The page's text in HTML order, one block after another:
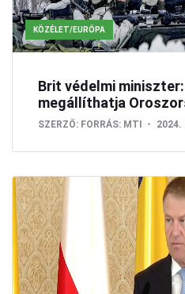
KÖZÉLET/EURÓPA
Brit védelmi miniszter:
megállíthatja
SZERZŐ: FORRÁS: MTI 2024.